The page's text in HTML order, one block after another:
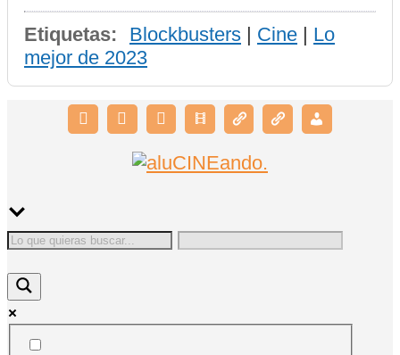
Etiquetas: Blockbusters | Cine | Lo
mejor de 2023